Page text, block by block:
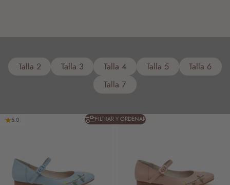
Talla 2 Talla 3 Talla 4 Talla 5
Talla 6
Talla 7
FILTRAR Y ORDENAR
5.0 5.0